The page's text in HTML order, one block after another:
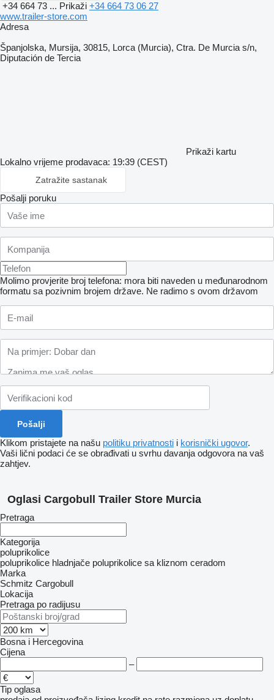
+34 664 73 ... Prikaži +34 664 73 06 27
www.trailer-store.com
Adresa
Španjolska, Mursija, 30815, Lorca (Murcia), Ctra. De Murcia s/n,
Diputación de Tercia
Prikaži kartu
Lokalno vrijeme prodavaca: 19:39 (CEST)
Zatražite sastanak
Pošalji poruku
Molimo provjerite broj telefona: mora biti naveden u međunarodnom
formatu sa pozivnim brojem države. Ne radimo s ovom državom
Klikom pristajete na našu politiku privatnosti i korisnički ugovor.
Vaši lični podaci će se obrađivati ​​u svrhu davanja odgovora na vaš
zahtjev.
Oglasi Cargobull Trailer Store Murcia
Pretraga
Kategorija
poluprikolice
poluprikolice hladnjače poluprikolice sa kliznom ceradom
Marka
Schmitz Cargobull
Lokacija
Pretraga po radijusu
Bosna i Hercegovina
Cijena
–
Tip oglasa